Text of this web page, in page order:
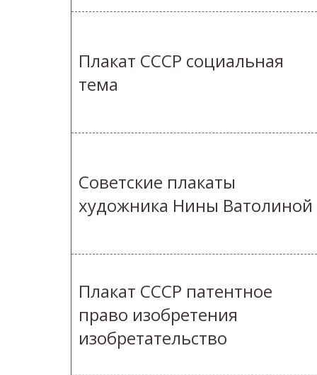
Плакат СССР социальная
тема
Советские плакаты
художника Нины Ватолиной
Плакат СССР патентное
право изобретения
изобретательство